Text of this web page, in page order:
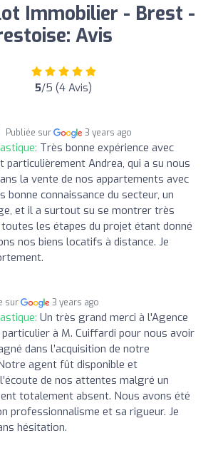
Immobilier - Brest -
Avis
5/5 (4 Avis)
Publiée sur 3 years ago
Très bonne expérience avec
particulièrement Andrea, qui a su nous
la vente de nos appartements avec
bonne connaissance du secteur, un
et il a surtout su se montrer très
les étapes du projet étant donné
nos biens locatifs à distance. Je
sur 3 years ago
Un très grand merci à l'Agence
à M. Cuiffardi pour nous avoir
dans l’acquisition de notre
agent fût disponible et
de nos attentes malgré un
totalement absent. Nous avons été
professionnalisme et sa rigueur. Je
hésitation.